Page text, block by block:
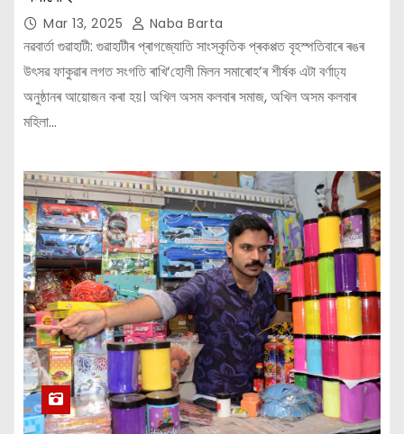
Mar 13, 2025 Naba Barta
নৱবার্তা গুৱাহাটী: গুৱাহাটীৰ প্ৰাগজ্যোতি সাংস্কৃতিক প্ৰকপ্পত বৃহস্পতিবাৰে ৰঙৰ
উৎসৱ ফাকুৱাৰ লগত সংগতি ৰাখি‘হোলী মিলন সমাৰোহ’ৰ শীৰ্ষক এটা বৰ্ণাঢ্য
অনুষ্ঠানৰ আয়োজন কৰা হয়। অখিল অসম কলবাৰ সমাজ, অখিল অসম কলবাৰ
মহিলা…